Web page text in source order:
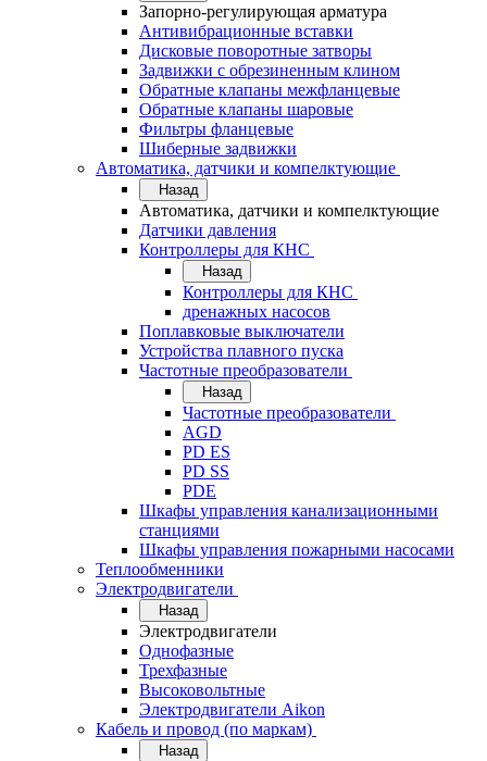
Запорно-регулирующая арматура
Антивибрационные вставки
Дисковые поворотные затворы
Задвижки с обрезиненным клином
Обратные клапаны межфланцевые
Обратные клапаны шаровые
Фильтры фланцевые
Шиберные задвижки
Автоматика, датчики и компелктующие
Назад
Автоматика, датчики и компелктующие
Датчики давления
Контроллеры для КНС
Назад
Контроллеры для КНС
дренажных насосов
Поплавковые выключатели
Устройства плавного пуска
Частотные преобразователи
Назад
Частотные преобразователи
AGD
PD ES
PD SS
PDE
Шкафы управления канализационными
станциями
Шкафы управления пожарными насосами
Теплообменники
Электродвигатели
Назад
Электродвигатели
Однофазные
Трехфазные
Высоковольтные
Электродвигатели Aikon
Кабель и провод (по маркам)
Назад